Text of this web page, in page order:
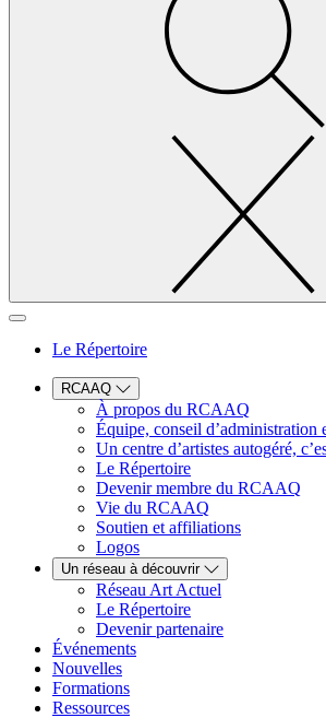
Le Répertoire
RCAAQ
À propos du RCAAQ
Équipe, conseil d’administration
Un centre d’artistes autogéré,
Le Répertoire
Devenir membre du RCAAQ
Vie du RCAAQ
Soutien et affiliations
Logos
Un réseau à découvrir
Réseau Art Actuel
Le Répertoire
Devenir partenaire
Événements
Nouvelles
Formations
Ressources